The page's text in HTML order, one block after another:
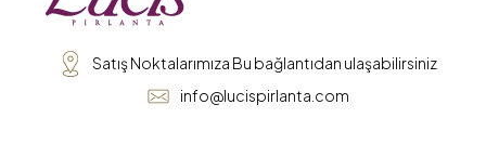
Satış Noktalarımıza Bu bağlantıdan ulaşabilirsiniz
info@lucispirlanta.com